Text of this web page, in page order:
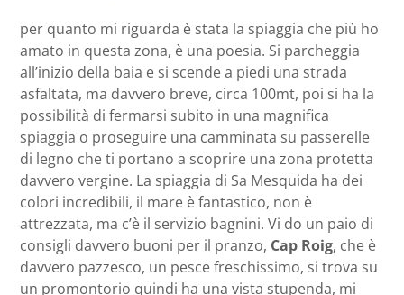
per quanto mi riguarda è stata la spiaggia che più ho
amato in questa zona, è una poesia. Si parcheggia
all’inizio della baia e si scende a piedi una strada
asfaltata, ma davvero breve, circa 100mt, poi si ha la
possibilità di fermarsi subito in una magnifica
spiaggia o proseguire una camminata su passerelle
di legno che ti portano a scoprire una zona protetta
davvero vergine. La spiaggia di Sa Mesquida ha dei
colori incredibili, il mare è fantastico, non è
attrezzata, ma c’è il servizio bagnini. Vi do un paio di
consigli davvero buoni per il pranzo, Cap Roig, che è
davvero pazzesco, un pesce freschissimo, si trova su
un promontorio quindi ha una vista stupenda, mi